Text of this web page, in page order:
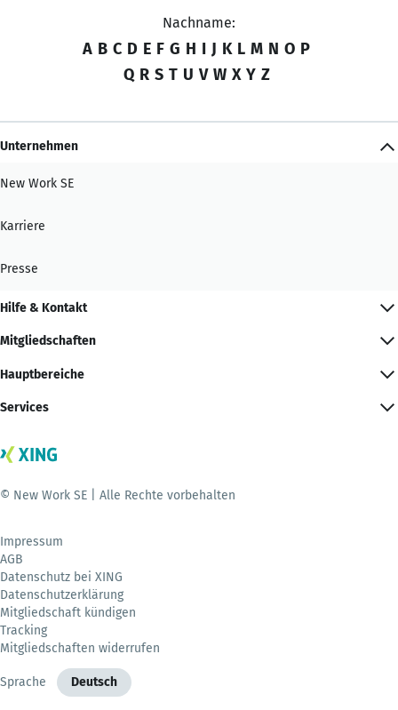
Nachname:
A B C D E F G H I J K L M N O P
Q R S T U V W X Y Z
Unternehmen
New Work SE
Karriere
Presse
Hilfe & Kontakt
Mitgliedschaften
Hauptbereiche
Services
© New Work SE | Alle Rechte vorbehalten
Impressum
AGB
Datenschutz bei XING
Datenschutzerklärung
Mitgliedschaft kündigen
Tracking
Mitgliedschaften widerrufen
Sprache Deutsch